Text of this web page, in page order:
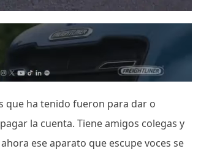
que ha tenido fueron para dar o
la cuenta. Tiene amigos colegas y
ese aparato que escupe voces se